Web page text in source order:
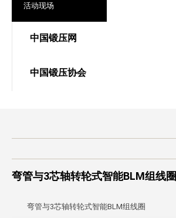
活动现场
中国锻压网
中国锻压协会
弯管与3芯轴转轮式智能BLM组线圈
弯管与3芯轴转轮式智能BLM组线圈